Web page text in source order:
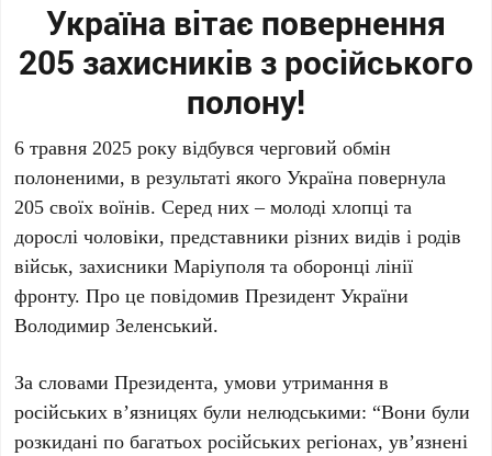
Україна вітає повернення
205 захисників з російського
полону!
6 травня 2025 року відбувся черговий обмін
полоненими, в результаті якого Україна повернула
205 своїх воїнів. Серед них – молоді хлопці та
дорослі чоловіки, представники різних видів і родів
військ, захисники Маріуполя та оборонці лінії
фронту. Про це повідомив Президент України
Володимир Зеленський.
За словами Президента, умови утримання в
російських в’язницях були нелюдськими: “Вони були
розкидані по багатьох російських регіонах, увʼязнені